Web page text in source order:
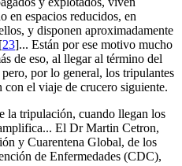
en espacios reducidos, en
y disponen aproximadamente
[23]... Están por ese motivo mucho
de eso, al llegar al término del
por lo general, los tripulantes
con el viaje de crucero siguiente.
la tripulación, cuando llegan los
El Dr Martin Cetron,
y Cuarentena Global, de los
de Enfermedades (CDC),